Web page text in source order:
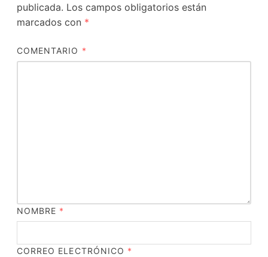
publicada. Los campos obligatorios están
marcados con *
COMENTARIO *
NOMBRE *
CORREO ELECTRÓNICO *